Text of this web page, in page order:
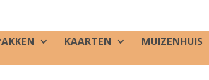
KAARTEN MUIZENHUIS